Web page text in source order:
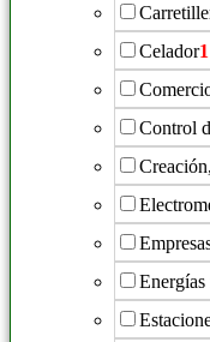
Celador1
Control
Energías